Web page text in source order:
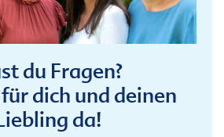
du Fragen?
dich und deinen
da!